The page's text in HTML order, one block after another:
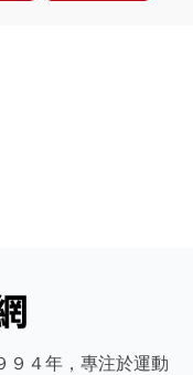
９４年，專注於運動